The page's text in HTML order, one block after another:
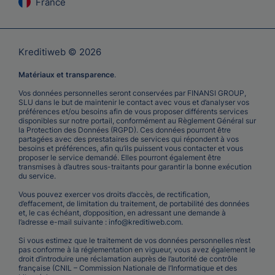
Kreditiweb © 2026
Matériaux et transparence.
Vos données personnelles seront conservées par FINANSI GROUP,
SLU dans le but de maintenir le contact avec vous et d’analyser vos
préférences et/ou besoins afin de vous proposer différents services
disponibles sur notre portail, conformément au Règlement Général sur
la Protection des Données (RGPD). Ces données pourront être
partagées avec des prestataires de services qui répondent à vos
besoins et préférences, afin qu’ils puissent vous contacter et vous
proposer le service demandé. Elles pourront également être
transmises à d’autres sous-traitants pour garantir la bonne exécution
du service.
Vous pouvez exercer vos droits d’accès, de rectification,
d’effacement, de limitation du traitement, de portabilité des données
et, le cas échéant, d’opposition, en adressant une demande à
l’adresse e-mail suivante : info@kreditiweb.com.
Si vous estimez que le traitement de vos données personnelles n’est
pas conforme à la réglementation en vigueur, vous avez également le
droit d’introduire une réclamation auprès de l’autorité de contrôle
française (CNIL – Commission Nationale de l’Informatique et des